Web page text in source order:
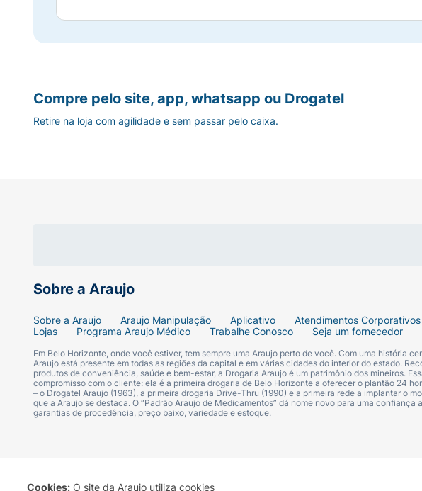
Cookies: O site da Araujo utiliza cookies
Aplicador de Precisão:Pincel anatômico que facilita o
Com o auxílio do aplicador da própria embalagem, comece
Em seguida, preencha todo o centro dos lábios de maneira
estejam limpos e hidratados antes da aplicação. Aguarde
Variação/Tom:
Acabamento:Matte Confortável (Cremoso).
Volume Líquido:4ml.
Diferenciais: Alta cobertura, longa duração, fórmula que não
Composição:Isododecane, Cyclopentasiloxane, Polybutene,
Sobre a Araujo
Sobre a Araujo Araujo Manipulação Aplicativo Atendimentos
Lojas
Programa Araujo Médico Trabalhe Conosco Seja um fornecedor
Em Belo Horizonte, onde você estiver, tem sempre uma Araujo perto de você. Com uma história
Araujo está presente em todas as regiões da capital e em várias cidades do interior do estado.
produtos de conveniência, saúde e bem-estar, a Drogaria Araujo é um patrimônio dos mineiros.
compromisso com o cliente: ela é a primeira drogaria de Belo Horizonte a oferecer o plantão 24
– o Drogatel Araujo (1963), a primeira drogaria Drive-Thru (1990) e a primeira rede a implantar o
que a Araujo se destaca. O “Padrão Araujo de Medicamentos” dá nome novo para uma
garantias de procedência, preço baixo, variedade e estoque.
Compre pelo site, app, whatsapp ou Drogatel
Retire na loja com agilidade e sem passar pelo caixa.